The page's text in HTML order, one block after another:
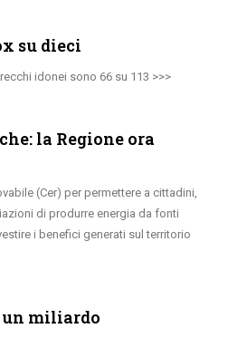
su dieci
idonei sono 66 su 113
la Regione ora
(Cer) per permettere a cittadini,
di produrre energia da fonti
i benefici generati sul territorio
miliardo